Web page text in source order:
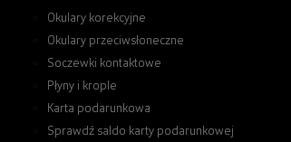
Okulary korekcyjne
Okulary przeciwsłoneczne
Soczewki kontaktowe
Płyny i krople
Karta podarunkowa
Sprawdź saldo karty podarunkowej